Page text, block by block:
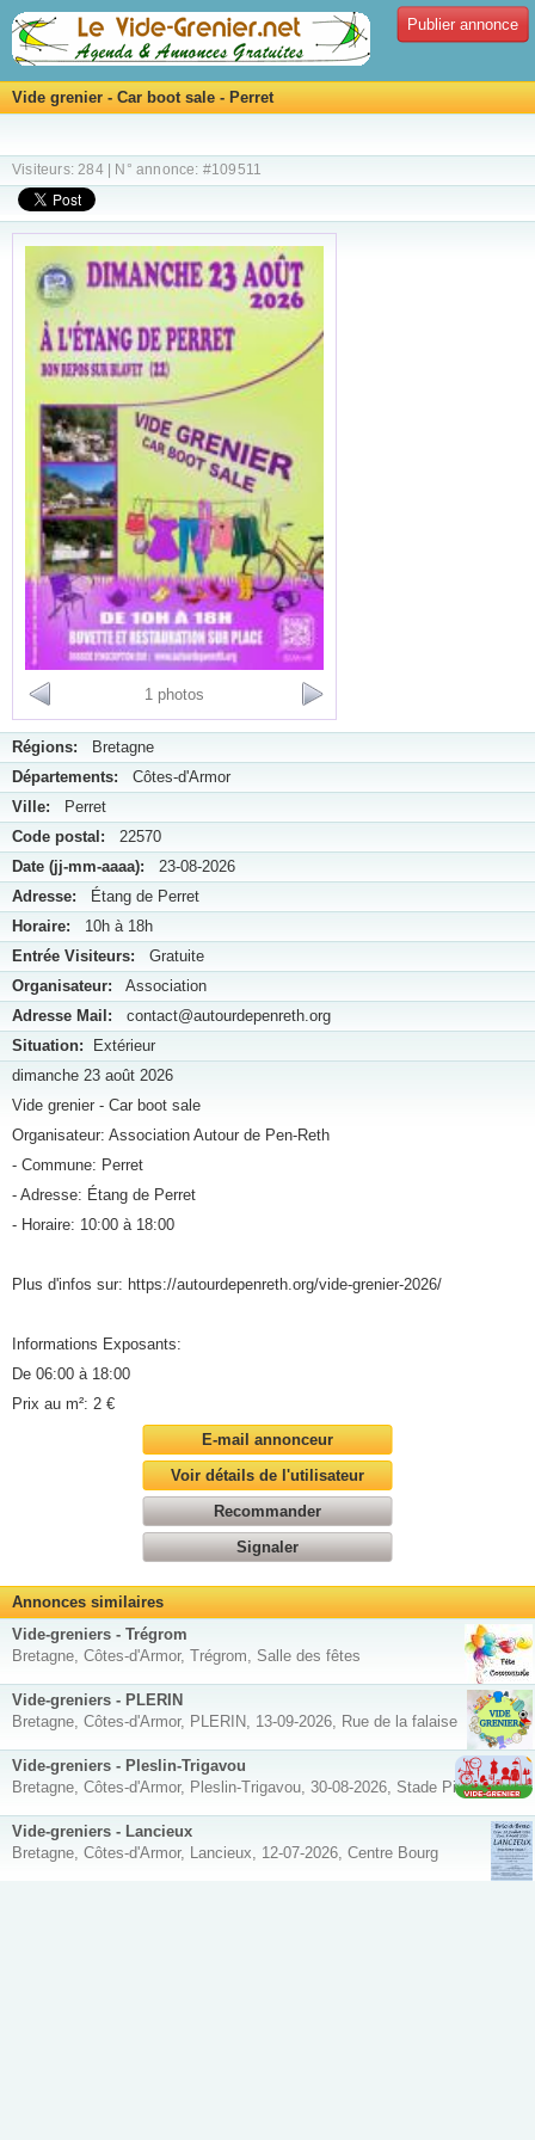
Publier annonce
Vide grenier - Car boot sale - Perret
Visiteurs: 284 | N° annonce: #109511
1 photos
Régions: Bretagne
Départements: Côtes-d'Armor
Ville: Perret
Code postal: 22570
Date (jj-mm-aaaa): 23-08-2026
Adresse: Étang de Perret
Horaire: 10h à 18h
Entrée Visiteurs: Gratuite
Organisateur: Association
Adresse Mail: contact@autourdepenreth.org
Situation: Extérieur
dimanche 23 août 2026
Vide grenier - Car boot sale
Organisateur: Association Autour de Pen-Reth
- Commune: Perret
- Adresse: Étang de Perret
- Horaire: 10:00 à 18:00
Plus d'infos sur: https://autourdepenreth.org/vide-grenier-2026/
Informations Exposants:
De 06:00 à 18:00
Prix au m²: 2 €
E-mail annonceur
Voir détails de l'utilisateur
Recommander
Signaler
Annonces similaires
Vide-greniers - Trégrom
Bretagne, Côtes-d'Armor, Trégrom, Salle des fêtes
Vide-greniers - PLERIN
Bretagne, Côtes-d'Armor, PLERIN, 13-09-2026, Rue de la falaise
Vide-greniers - Pleslin-Trigavou
Bretagne, Côtes-d'Armor, Pleslin-Trigavou, 30-08-2026, Stade Pierre Vetier
Vide-greniers - Lancieux
Bretagne, Côtes-d'Armor, Lancieux, 12-07-2026, Centre Bourg